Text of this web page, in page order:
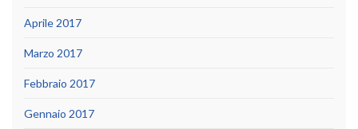
Aprile 2017
Marzo 2017
Febbraio 2017
Gennaio 2017